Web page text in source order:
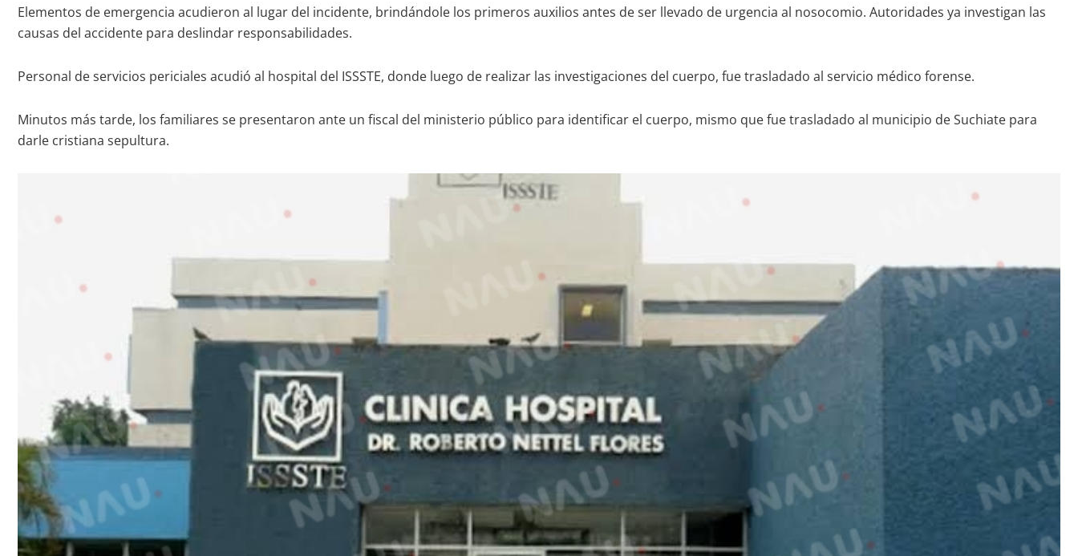
Elementos de emergencia acudieron al lugar del incidente, brindándole los primeros auxilios antes de ser llevado de urgencia al nosocomio. Autoridades ya investigan las
causas del accidente para deslindar responsabilidades.
Personal de servicios periciales acudió al hospital del ISSSTE, donde luego de realizar las investigaciones del cuerpo, fue trasladado al servicio médico forense.
Minutos más tarde, los familiares se presentaron ante un fiscal del ministerio público para identificar el cuerpo, mismo que fue trasladado al municipio de Suchiate para
darle cristiana sepultura.